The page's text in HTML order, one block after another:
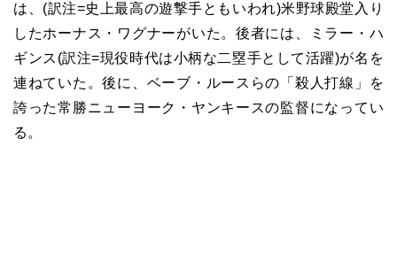
は、(訳注=史上最高の遊撃手ともいわれ)米野球殿堂入り
したホーナス・ワグナーがいた。後者には、ミラー・ハ
ギンス(訳注=現役時代は小柄な二塁手として活躍)が名を
連ねていた。後に、ベーブ・ルースらの「殺人打線」を
誇った常勝ニューヨーク・ヤンキースの監督になってい
る。